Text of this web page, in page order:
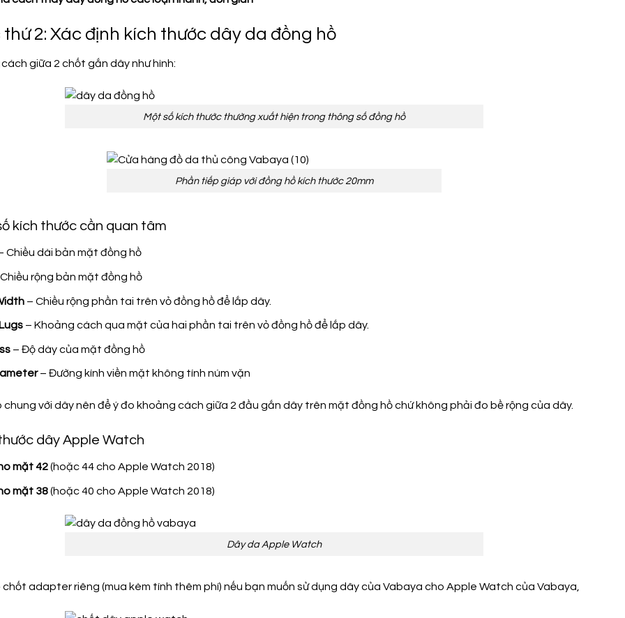
thứ 2: Xác định kích thước dây da đồng hồ
giữa 2 chốt gắn dây như hình:
Một số kích thước thường xuất hiện trong thông số đồng hồ
Phần tiếp giáp với đồng hồ kích thước 20mm
kích thước cần quan tâm
Chiều dài bản mặt đồng hồ
rộng bản mặt đồng hồ
– Chiều rộng phần tai trên vỏ đồng hồ để lắp dây.
– Khoảng cách qua mặt của hai phần tai trên vỏ đồng hồ để lắp dây.
– Độ dày của mặt đồng hồ
– Đường kính viền mặt không tính núm vặn
chung với dây nên để ý đo khoảng cách giữa 2 đầu gắn dây trên mặt đồng hồ chứ không phải đo bề rộng của dây.
dây Apple Watch
mặt 42(hoặc 44 cho Apple Watch 2018)
mặt 38(hoặc 40 cho Apple Watch 2018)
Dây da Apple Watch
chốt adapter riêng (mua kèm tính thêm phí) nếu bạn muốn sử dụng dây của Vabaya cho Apple Watch của Vabaya,